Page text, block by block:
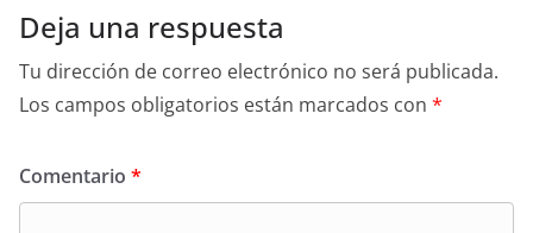
Deja una respuesta
Tu dirección de correo electrónico no será publicada.
Los campos obligatorios están marcados con *
Comentario *